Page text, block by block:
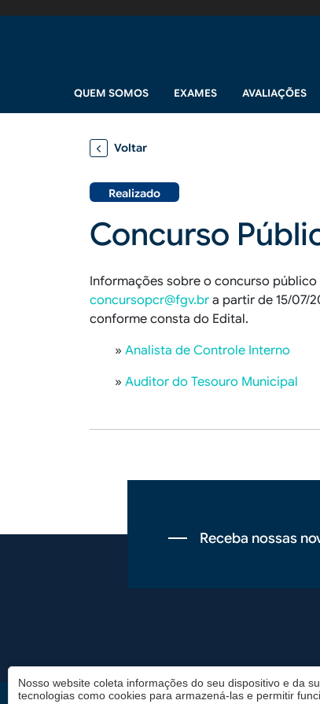
Navegação principal
QUEM SOMOS EXAMES AVALIAÇÕES
Voltar
Realizado
Concurso
Informações sobre o concurso
concursopcr@fgv.br a partir de 15/07/
conforme consta do Edital.
» Analista de Controle Interno
» Auditor do Tesouro Municipal
Receba nossas
Rodapé
Nosso website coleta informações do seu dispositivo e da
tecnologias como cookies para armazená-las e permitir